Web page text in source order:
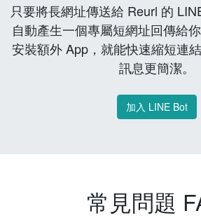
只要將長網址傳送給 Reurl 的
自動產生一個專屬短網址回傳給
安裝額外 App，就能快速縮短連結
訊息更簡潔。
加入 LINE Bot
常見問題